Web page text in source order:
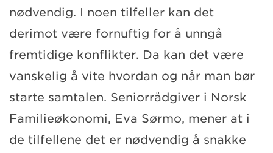
nødvendig. I noen tilfeller kan det
derimot være fornuftig for å unngå
fremtidige konflikter. Da kan det være
vanskelig å vite hvordan og når man bør
starte samtalen. Seniorrådgiver i Norsk
Familieøkonomi, Eva Sørmo, mener at i
de tilfellene det er nødvendig å snakke